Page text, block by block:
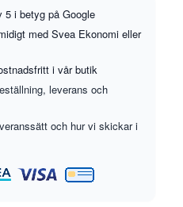
5 i betyg på Google
med Svea Ekonomi eller
i vår butik
leverans och
och hur vi skickar i